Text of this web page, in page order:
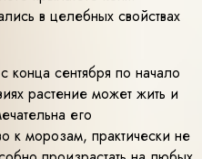
в целебных свойствах
конца сентября по начало
растение может жить и
его
к морозам, практически не